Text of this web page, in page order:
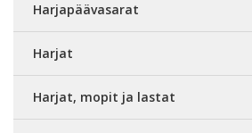
Harjapäävasarat
Harjat
Harjat, mopit ja lastat